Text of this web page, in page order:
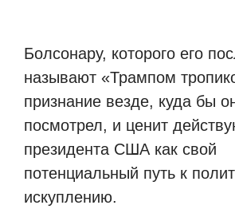
Болсонару, которого его
называют «Трампом
признание везде, куда бы
посмотрел, и ценит
президента США как свой
потенциальный путь к
искуплению.